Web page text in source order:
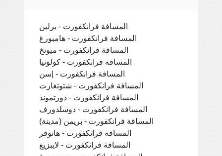
المسافة فرانكفورت - برلين
المسافة فرانكفورت - هامبورغ
المسافة فرانكفورت - ميونخ
المسافة فرانكفورت - كولونيا
المسافة فرانكفورت - إسن
المسافة فرانكفورت - شتوتغارت
المسافة فرانكفورت - دورتموند
المسافة فرانكفورت - دوسلدورف
المسافة فرانكفورت - بريمن (مدينة)
المسافة فرانكفورت - هانوفر
المسافة فرانكفورت - لايبزيغ